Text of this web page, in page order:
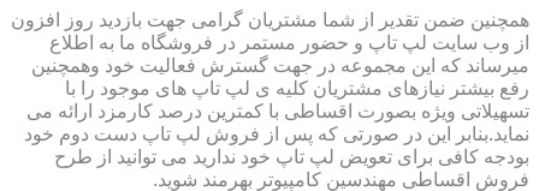
همچنین ضمن تقدیر از شما مشتریان گرامی جهت بازدید روز افزون
از وب سایت لپ تاپ و حضور مستمر در فروشگاه ما به اطلاع
میرساند که این مجموعه در جهت گسترش فعالیت خود وهمچنین
رفع بیشتر نیازهای مشتریان کلیه ی لپ تاپ های موجود را با
تسهیلاتی ویژه بصورت اقساطی با کمترین درصد کارمزد ارائه می
نماید.بنابر این در صورتی که پس از فروش لپ تاپ دست دوم خود
بودجه کافی برای تعویض لپ تاپ خود ندارید می توانید از طرح
فروش اقساطی مهندسین کامپیوتر بهرمند شوید.